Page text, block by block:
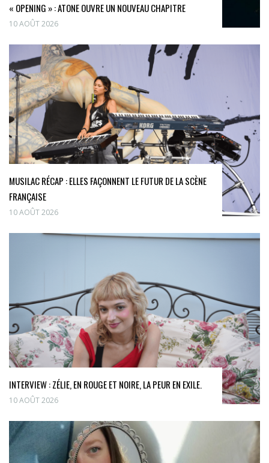
« OPENING » : ATONE OUVRE UN NOUVEAU CHAPITRE
10 AOÛT 2026
MUSILAC RÉCAP : ELLES FAÇONNENT LE FUTUR DE LA SCÈNE
FRANÇAISE
10 AOÛT 2026
INTERVIEW : ZÉLIE, EN ROUGE ET NOIRE, LA PEUR EN EXILE.
10 AOÛT 2026